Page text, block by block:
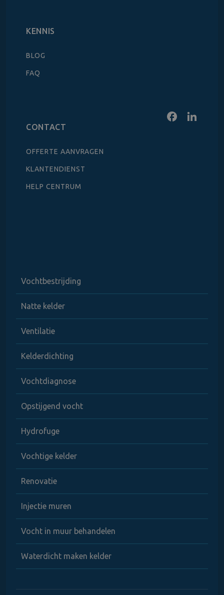
KENNIS
BLOG
FAQ
CONTACT
OFFERTE AANVRAGEN
KLANTENDIENST
HELP CENTRUM
Vochtbestrijding
Natte kelder
Ventilatie
Kelderdichting
Vochtdiagnose
Opstijgend vocht
Hydrofuge
Vochtige kelder
Renovatie
Injectie muren
Vocht in muur behandelen
Waterdicht maken kelder